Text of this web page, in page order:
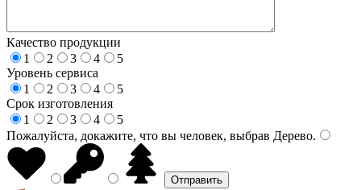
Качество продукции
1
2 3 4
5
Уровень сервиса
1
2 3 4
5
Срок изготовления
1
2 3 4
5
Пожалуйста, докажите, что вы человек, выбрав Дерево.